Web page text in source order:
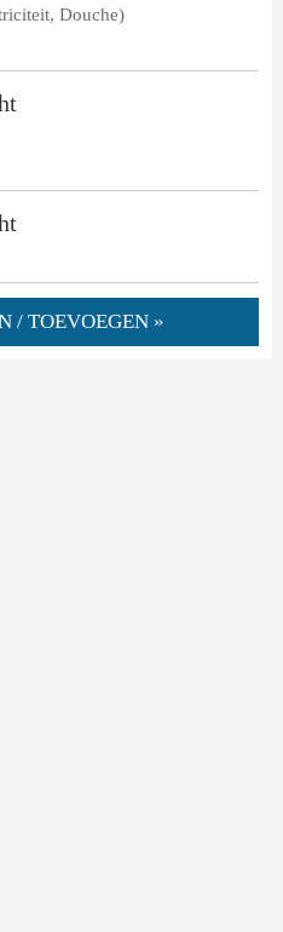
Douche)
/ TOEVOEGEN »